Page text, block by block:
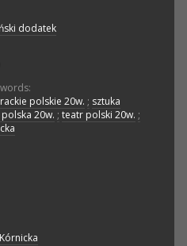
dodatek
polskie 20w. ; sztuka
20w. ; teatr polski 20w. ;